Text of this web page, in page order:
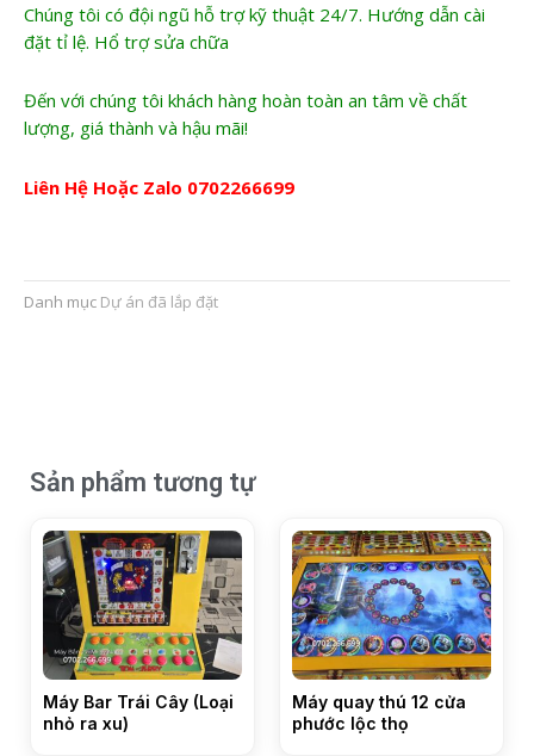
Chúng tôi có đội ngũ hỗ trợ kỹ thuật 24/7. Hướng dẫn cài
đặt tỉ lệ. Hổ trợ sửa chữa
Đến với chúng tôi khách hàng hoàn toàn an tâm về chất
lượng, giá thành và hậu mãi!
Liên Hệ Hoặc Zalo 0702266699
Danh mục Dự án đã lắp đặt
Sản phẩm tương tự
Máy Bar Trái Cây (Loại
nhỏ ra xu)
Máy quay thú 12 cửa
phước lộc thọ